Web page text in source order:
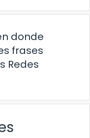
donde
frases
Redes